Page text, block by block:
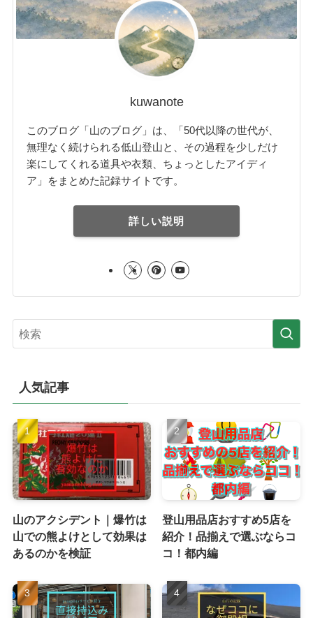
kuwanote
このブログ「山のブログ」は、「50代以降の世代が、
無理なく続けられる低山登山と、その過程を少しだけ
楽にしてくれる道具や衣類、ちょっとしたアイディ
ア」をまとめた記録サイトです。
詳しい説明
人気記事
山のアクシデント｜爆竹は
山での熊よけとして効果は
あるのかを検証
登山用品店おすすめ5店を
紹介！品揃えで選ぶならコ
コ！都内編